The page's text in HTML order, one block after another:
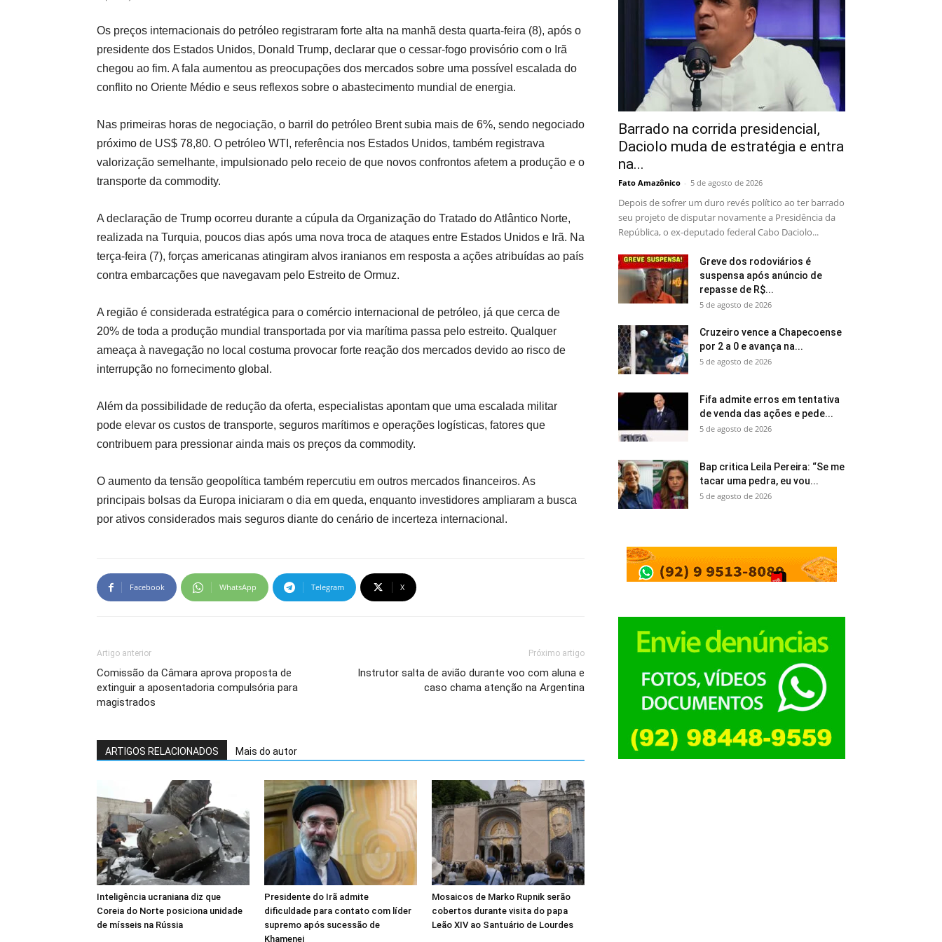
Os preços internacionais do petróleo registraram forte alta na manhã desta quarta-feira (8), após o
presidente dos Estados Unidos, Donald Trump, declarar que o cessar-fogo provisório com o Irã
chegou ao fim. A fala aumentou as preocupações dos mercados sobre uma possível escalada do
conflito no Oriente Médio e seus reflexos sobre o abastecimento mundial de energia.
Nas primeiras horas de negociação, o barril do petróleo Brent subia mais de 6%, sendo negociado
próximo de US$ 78,80. O petróleo WTI, referência nos Estados Unidos, também registrava
valorização semelhante, impulsionado pelo receio de que novos confrontos afetem a produção e o
transporte da commodity.
A declaração de Trump ocorreu durante a cúpula da Organização do Tratado do Atlântico Norte,
realizada na Turquia, poucos dias após uma nova troca de ataques entre Estados Unidos e Irã. Na
terça-feira (7), forças americanas atingiram alvos iranianos em resposta a ações atribuídas ao país
contra embarcações que navegavam pelo Estreito de Ormuz.
A região é considerada estratégica para o comércio internacional de petróleo, já que cerca de
20% de toda a produção mundial transportada por via marítima passa pelo estreito. Qualquer
ameaça à navegação no local costuma provocar forte reação dos mercados devido ao risco de
interrupção no fornecimento global.
Além da possibilidade de redução da oferta, especialistas apontam que uma escalada militar
pode elevar os custos de transporte, seguros marítimos e operações logísticas, fatores que
contribuem para pressionar ainda mais os preços da commodity.
O aumento da tensão geopolítica também repercutiu em outros mercados financeiros. As
principais bolsas da Europa iniciaram o dia em queda, enquanto investidores ampliaram a busca
por ativos considerados mais seguros diante do cenário de incerteza internacional.
Facebook WhatsApp Telegram X
Artigo anterior
Comissão da Câmara aprova proposta de
extinguir a aposentadoria compulsória para
magistrados
Próximo artigo
Instrutor salta de avião durante voo com aluna e
caso chama atenção na Argentina
ARTIGOS RELACIONADOS Mais do autor
Inteligência ucraniana diz que
Coreia do Norte posiciona unidade
de mísseis na Rússia
Presidente do Irã admite
dificuldade para contato com líder
supremo após sucessão de
Khamenei
Mosaicos de Marko Rupnik serão
cobertos durante visita do papa
Leão XIV ao Santuário de Lourdes
Barrado na corrida presidencial,
Daciolo muda de estratégia e entra
na...
Fato Amazônico - 5 de agosto de 2026
Depois de sofrer um duro revés político ao ter barrado
seu projeto de disputar novamente a Presidência da
República, o ex-deputado federal Cabo Daciolo...
Greve dos rodoviários é
suspensa após anúncio de
repasse de R$...
5 de agosto de 2026
Cruzeiro vence a Chapecoense
por 2 a 0 e avança na...
5 de agosto de 2026
Fifa admite erros em tentativa
de venda das ações e pede...
5 de agosto de 2026
Bap critica Leila Pereira: “Se me
tacar uma pedra, eu vou...
5 de agosto de 2026